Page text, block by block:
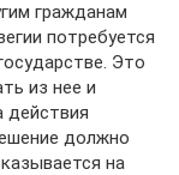
гражданам
потребуется
Это
из нее и
действия
должно
на